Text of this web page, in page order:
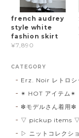
french audrey
style white
fashion skirt
¥7,890
CATEGORY
Erz. Noir レトロシ
✴︎ HOT アイテム✴︎
❇︎モデルさん着用❇︎
▽ pickup items ▽
▷ ニットコレクシ